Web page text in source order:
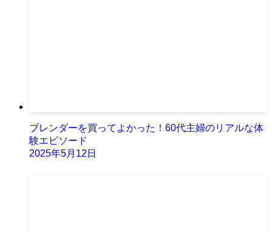
ブレンダーを買ってよかった！60代主婦のリアルな体
験エピソード
2025年5月12日